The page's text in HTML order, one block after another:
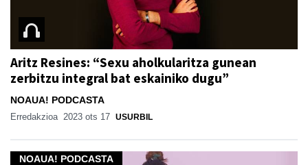
Aritz Resines: “Sexu aholkularitza gunean
zerbitzu integral bat eskainiko dugu”
NOAUA! PODCASTA
Erredakzioa 2023 ots 17 USURBIL
NOAUA! PODCASTA